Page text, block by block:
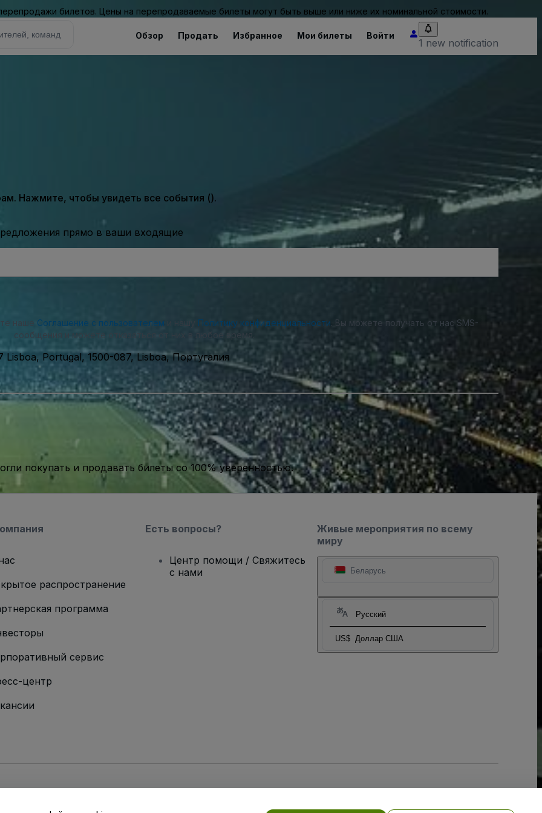
билетов. Цены на перепродаваемые билеты могут быть выше или ниже их номинальной стоимости.
Обзор Продать Избранное Мои билеты Войти
1 new notification
Нажмите, чтобы увидеть все события ().
прямо в ваши входящие
наше Соглашение с пользователем Политику конфиденциальности . Вы можете получать от нас SMS-
сообщения и можете отказаться от них в любое время.
Lisboa, Portugal, 1500-087, Lisboa, Португалия
покупать и продавать билеты со 100% уверенностью.
Живые мероприятия по всему
миру
Беларусь
Русский
US$ Доллар США
распространение
программа
сервис
центр
Есть вопросы?
Центр помощи / Свяжитесь
с нами